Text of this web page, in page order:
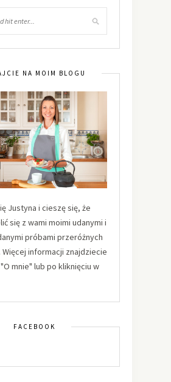
NA MOIM BLOGU
Justyna i cieszę się, że
się z wami moimi udanymi i
próbami przeróżnych
informacji znajdziecie
mnie" lub po kliknięciu w
FACEBOOK